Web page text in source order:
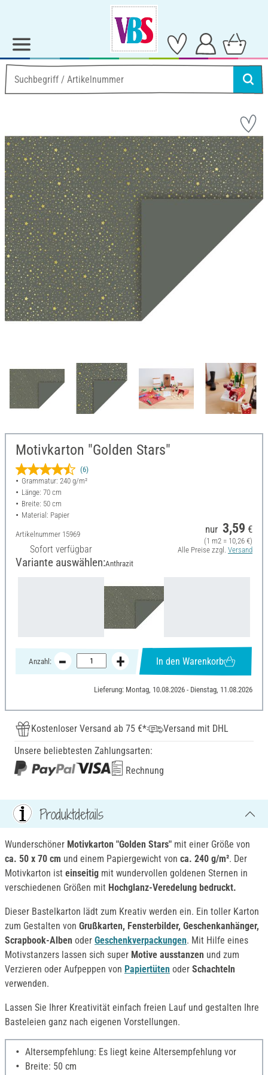
Motivkarton "Golden Stars"
(6)
Grammatur: 240 g/m²
Länge: 70 cm
Breite: 50 cm
Material: Papier
Artikelnummer 15969
Sofort verfügbar
nur 3,59 €
(1 m2 = 10,26 €)
Alle Preise zzgl. Versand
Variante auswählen:Anthrazit
Anzahl: In den Warenkorb
Lieferung: Montag, 10.08.2026 - Dienstag, 11.08.2026
Kostenloser Versand ab 75 €*
Versand mit DHL
Unsere beliebtesten Zahlungsarten:
Rechnung
Produktdetails
Wunderschöner Motivkarton "Golden Stars" mit einer Größe von
ca. 50 x 70 cm und einem Papiergewicht von ca. 240 g/m². Der
Motivkarton ist einseitig mit wundervollen goldenen Sternen in
verschiedenen Größen mit Hochglanz-Veredelung bedruckt.
Dieser Bastelkarton lädt zum Kreativ werden ein. Ein toller Karton
zum Gestalten von Grußkarten, Fensterbilder, Geschenkanhänger,
Scrapbook-Alben oder Geschenkverpackungen. Mit Hilfe eines
Motivstanzers lassen sich super Motive ausstanzen und zum
Verzieren oder Aufpeppen von Papiertüten oder Schachteln
verwenden.
Lassen Sie Ihrer Kreativität einfach freien Lauf und gestalten Ihre
Basteleien ganz nach eigenen Vorstellungen.
Altersempfehlung: Es liegt keine Altersempfehlung vor
Breite: 50 cm